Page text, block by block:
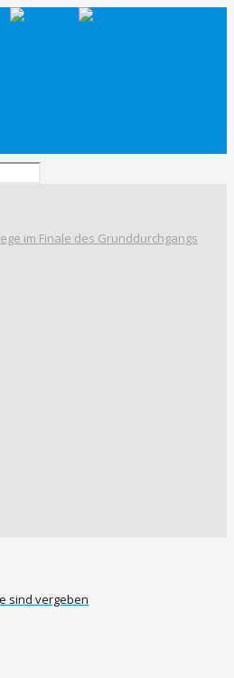
im Finale des Grunddurchgangs
sind vergeben